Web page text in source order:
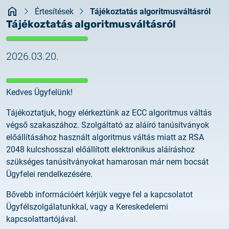
dokumentumtár
kapcsolat
2026.05.27.
Rendszerfrissítés
Rendszerfrissítés
2026.03.27.
Fontos tájékoztató – Certum tanúsítványok
érvényességi idejének változása
2026.03.20.
Tájékoztatás algoritmusváltásról
2026.03.06.
Ügyfélkommunikáció
KezdőlapÉrtesítések Tájékoztatás algoritmusváltásról
Tájékoztatás algoritmusváltásról
2026.03.20.
Kedves Ügyfelünk!
Tájékoztatjuk, hogy elérkeztünk az ECC algoritmus váltás
végső szakaszához. Szolgáltató az aláíró tanúsítványok
előállításához használt algoritmus váltás miatt az RSA
2048 kulcshosszal előállított elektronikus aláíráshoz
szükséges tanúsítványokat hamarosan már nem bocsát
Ügyfelei rendelkezésére.
Bővebb információért kérjük vegye fel a kapcsolatot
Ügyfélszolgálatunkkal, vagy a Kereskedelemi
kapcsolattartójával.